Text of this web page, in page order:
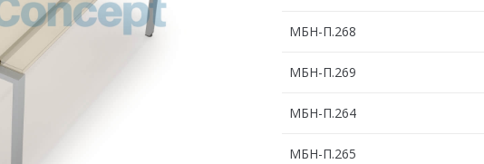
МБН-П.268
МБН-П.269
МБН-П.264
МБН-П.265